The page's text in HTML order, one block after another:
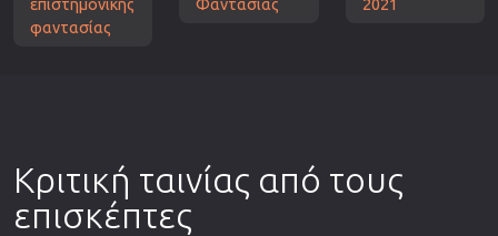
επιστημονικής
φαντασίας
Φαντασίας
2021
Κριτική ταινίας από τους
επισκέπτες